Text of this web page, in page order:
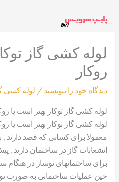
لوله کشی گاز
روکار
دیدگاه‌ خود را بنویسید / لوله کشی
لوله کشی گاز توکار بهتر است یا
لوله کشی گاز توکار بهتر است یا
معمولا برای کسانی که قصد دارند ,
انشعابات گاز در ساختمان دارند ,
برای ساختمانهای نوساز در هنگام
حین عملیات ساختمانی به صورت